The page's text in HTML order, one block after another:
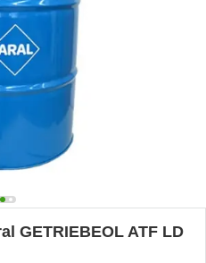
GETRIEBEOL ATF LD